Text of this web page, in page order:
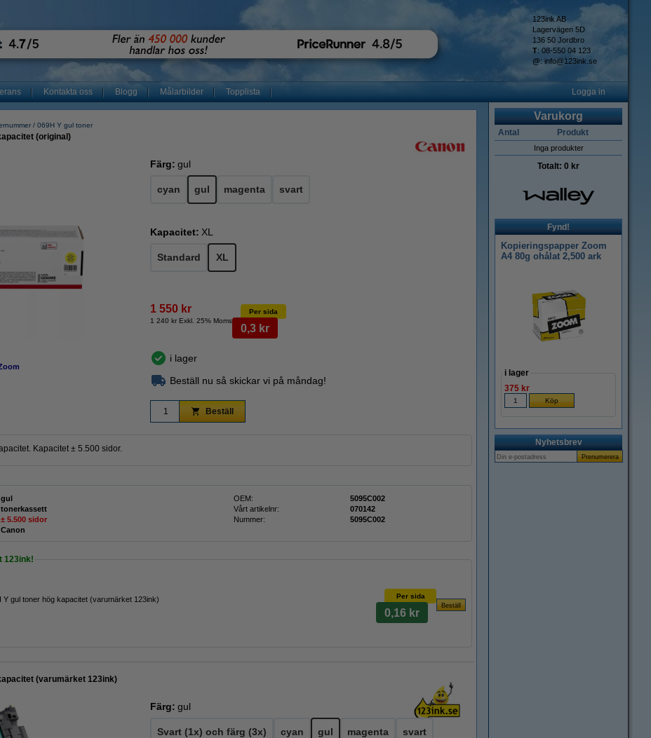
123ink AB
Lagervägen 5D
136 50 Jordbro
T: 08-550 04 123
@: info@123ink.se
Kontakta oss Blogg Målarbilder Topplista Logga in
069H Y gul toner
(original)
Färg: gul
cyan gul magenta svart
Kapacitet: XL
Standard XL
1 550 kr
1 240 kr Exkl. 25% Moms
Per sida
0,3 kr
i lager
Beställ nu så skickar vi på måndag!
Beställ
Kapacitet ± 5.500 sidor.
gul OEM:
5095C002
tonerkassett Vårt artikelnr:
070142
± 5.500 sidor Nummer:
5095C002
Canon
123ink!
Y gul toner hög kapacitet (varumärket 123ink)
Per sida
0,16 kr
(varumärket 123ink)
Färg: gul
Svart (1x) och färg (3x) cyan gul magenta svart
Varukorg
Antal Produkt
Inga produkter
Totalt: 0 kr
Fynd!
Kopieringspapper Zoom
A4 80g ohålat 2,500 ark
i lager
375 kr
Nyhetsbrev